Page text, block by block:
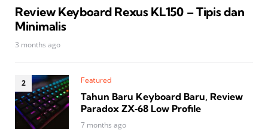
Review Keyboard Rexus KL150 – Tipis dan
Minimalis
3 months ago
Featured
Tahun Baru Keyboard Baru, Review
Paradox ZX‑68 Low Profile
7 months ago